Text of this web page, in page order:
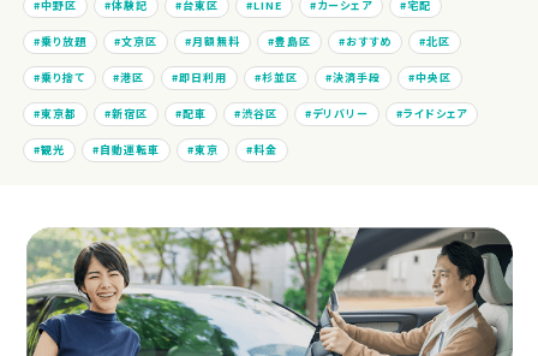
中野区 体験記 台東区 LINE カーシェア 宅配
乗り放題 文京区 月額無料 豊島区 おすすめ 北区
乗り捨て 港区 即日利用 杉並区 決済手段 中央区
東京都 新宿区 配車 渋谷区 デリバリー ライドシェア
観光 自動運転車 東京 料金